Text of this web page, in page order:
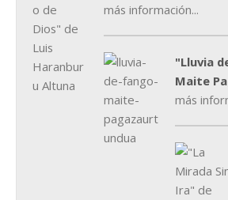
más información...
"Lluvia
Maite
más